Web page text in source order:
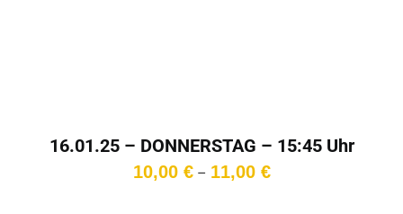
16.01.25 – DONNERSTAG – 15:45 Uhr
10,00 € – 11,00 €Preisspanne: